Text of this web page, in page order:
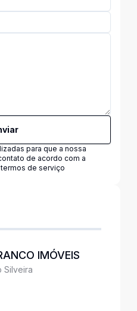
para que a nossa
de acordo com a
de serviço
IMÓVEIS
Silveira